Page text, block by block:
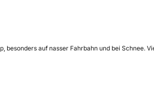
auf nasser Fahrbahn und bei Schnee.